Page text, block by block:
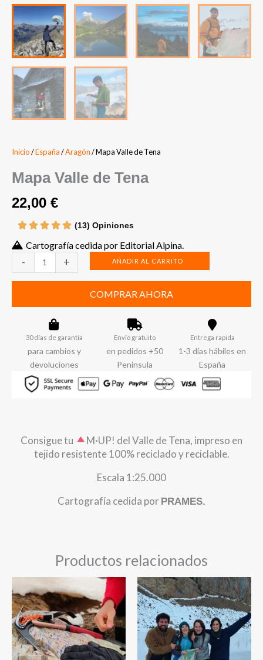
Inicio/España/Aragón/ Mapa Valle de Tena
Mapa Valle de Tena
22,00 €
(13) Opiniones
Cartografía cedida por Editorial Alpina.
-
Valle
+ AÑADIR AL CARRITO
COMPRAR AHORA
30 días de garantía
para cambios y
devoluciones
Envío gratuito
en pedidos +50
Peninsula
Entrega rapida
1-3 días hábiles en
España
Consigue tu
​M·UP! del Valle de Tena, impreso en
tejido resistente 100% reciclado y reciclable.
Escala 1:25.000
Cartografía cedida por PRAMES.
Productos relacionados